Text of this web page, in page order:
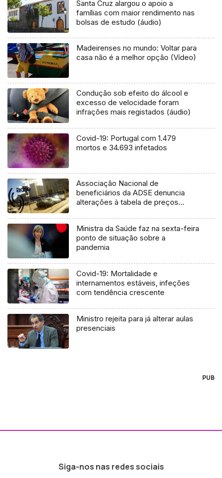
Santa Cruz alargou o apoio a
famílias com maior rendimento nas
bolsas de estudo (áudio)
Madeirenses no mundo: Voltar para
casa não é a melhor opção (Vídeo)
Condução sob efeito do álcool e
excesso de velocidade foram
infrações mais registados (áudio)
Covid-19: Portugal com 1.479
mortos e 34.693 infetados
Associação Nacional de
beneficiários da ADSE denuncia
alterações à tabela de preços
Ministra da Saúde faz na sexta-feira
ponto de situação sobre a
pandemia
Covid-19: Mortalidade e
internamentos estáveis, infeções
com tendência crescente
Ministro rejeita para já alterar aulas
presenciais
PUB
Siga-nos nas redes sociais